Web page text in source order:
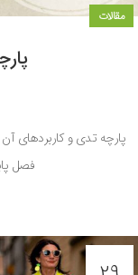
مقالات
پارچه تدی و کاربردهای آن
فصل